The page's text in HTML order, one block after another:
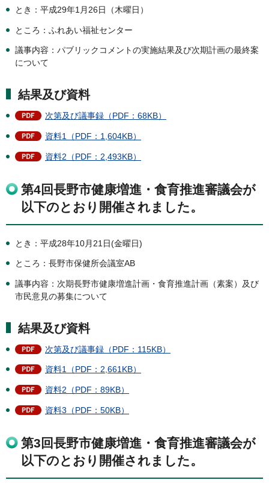
とき：平成29年1月26日（木曜日）
ところ：ふれあい福祉センター
議事内容：パブリックコメントの実施結果及び次期計画の最終案
について
結果及び資料
次第及び議事録（PDF：68KB）
資料1（PDF：1,604KB）
資料2（PDF：2,493KB）
第4回長野市健康増進・食育推進審議会が
以下のとおり開催されました。
とき：平成28年10月21日(金曜日)
ところ：長野市保健所会議室AB
議事内容：次期長野市健康増進計画・食育推進計画（素案）及び
市民意見の募集について
結果及び資料
次第及び議事録（PDF：115KB）
資料1（PDF：2,661KB）
資料2（PDF：89KB）
資料3（PDF：50KB）
第3回長野市健康増進・食育推進審議会が
以下のとおり開催されました。